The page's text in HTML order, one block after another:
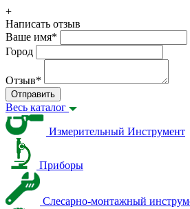
+
Написать отзыв
Ваше имя*
Город
Отзыв*
Отправить
Весь каталог
Измерительный Инструмент
Приборы
Слесарно-монтажный